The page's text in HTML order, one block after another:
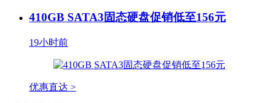
410GB SATA3固态硬盘促销低至156元
19小时前
优惠直达 >